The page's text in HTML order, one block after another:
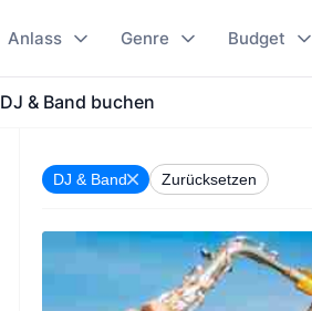
Anlass Genre Budget
DJ & Band buchen
DJ & Band Zurücksetzen